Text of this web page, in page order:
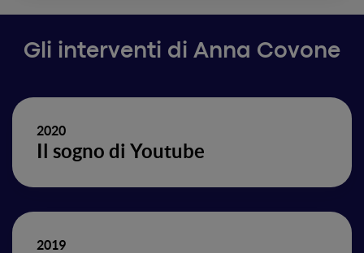
Gli interventi di Anna Covone
2020
Il sogno di Youtube
2019